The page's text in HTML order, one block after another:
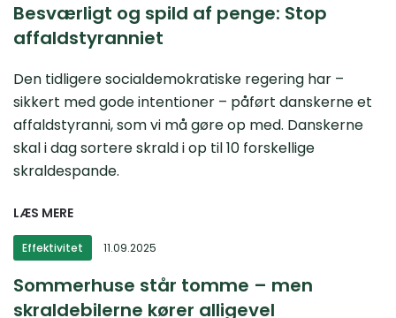
Besværligt og spild af penge: Stop
affaldstyranniet
Den tidligere socialdemokratiske regering har –
sikkert med gode intentioner – påført danskerne et
affaldstyranni, som vi må gøre op med. Danskerne
skal i dag sortere skrald i op til 10 forskellige
skraldespande.
LÆS MERE
Effektivitet 11.09.2025
Sommerhuse står tomme – men
skraldebilerne kører alligevel